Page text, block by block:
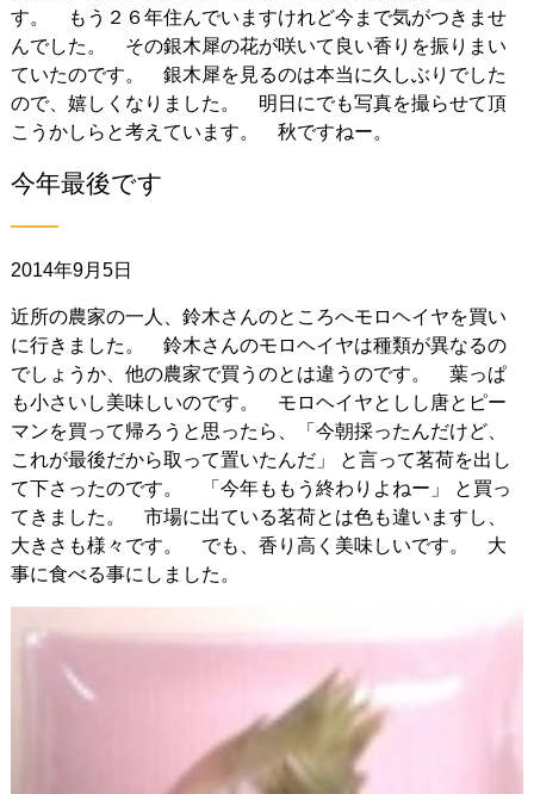
す。 もう２６年住んでいますけれど今まで気がつきませ
んでした。 その銀木犀の花が咲いて良い香りを振りまい
ていたのです。 銀木犀を見るのは本当に久しぶりでした
ので、嬉しくなりました。 明日にでも写真を撮らせて頂
こうかしらと考えています。 秋ですねー。
今年最後です
2014年9月5日
近所の農家の一人、鈴木さんのところへモロヘイヤを買い
に行きました。 鈴木さんのモロヘイヤは種類が異なるの
でしょうか、他の農家で買うのとは違うのです。 葉っぱ
も小さいし美味しいのです。 モロヘイヤとしし唐とピー
マンを買って帰ろうと思ったら、「今朝採ったんだけど、
これが最後だから取って置いたんだ」 と言って茗荷を出し
て下さったのです。 「今年ももう終わりよねー」 と買っ
てきました。 市場に出ている茗荷とは色も違いますし、
大きさも様々です。 でも、香り高く美味しいです。 大
事に食べる事にしました。